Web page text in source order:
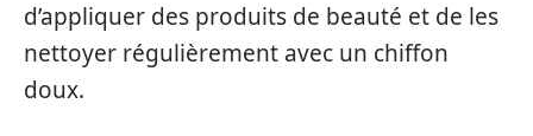
d’appliquer des produits de beauté et de les
nettoyer régulièrement avec un chiffon
doux.